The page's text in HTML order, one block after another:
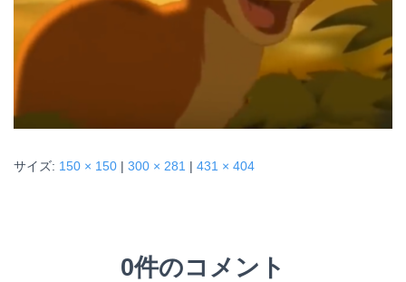
サイズ: 150 × 150 | 300 × 281 | 431 × 404
0件のコメント